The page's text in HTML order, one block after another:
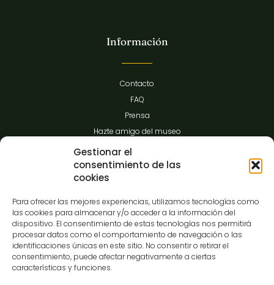
Gestionar el
consentimiento de las
cookies
Para ofrecer las mejores experiencias, utilizamos tecnologías como
las cookies para almacenar y/o acceder a la información del
dispositivo. El consentimiento de estas tecnologías nos permitirá
procesar datos como el comportamiento de navegación o las
identificaciones únicas en este sitio. No consentir o retirar el
consentimiento, puede afectar negativamente a ciertas
características y funciones.
Información
Contacto
FAQ
Prensa
Hazte amigo del museo
Transparencia
C/Gibraltar,14
37008-Salamanca